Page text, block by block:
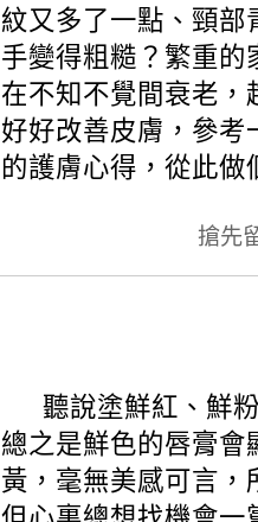
紋又多了一點、頸部
手變得粗糙？繁重的
在不知不覺間衰老，
好好改善皮膚，參考
的護膚心得，從此做
搶先
聽說塗鮮紅、鮮
總之是鮮色的唇膏會
黃，毫無美感可言，